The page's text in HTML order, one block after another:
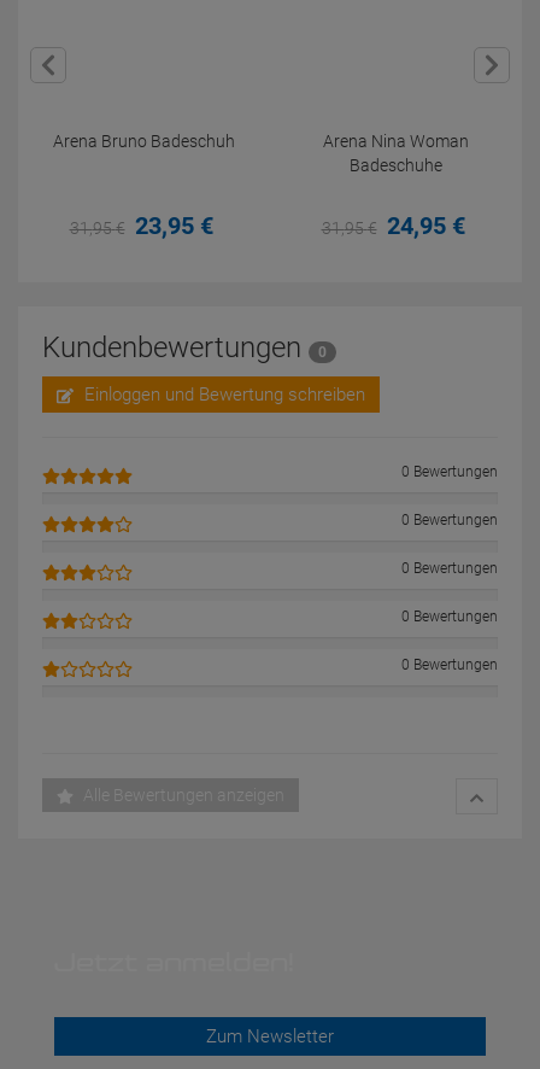
Arena Bruno Badeschuh
31,95€ 23,95 €
Arena Nina Woman
Badeschuhe
31,95€ 24,95 €
Kundenbewertungen 0
Einloggen und Bewertung schreiben
0 Bewertungen
0 Bewertungen
0 Bewertungen
0 Bewertungen
0 Bewertungen
Alle Bewertungen anzeigen
Zum Newsletter